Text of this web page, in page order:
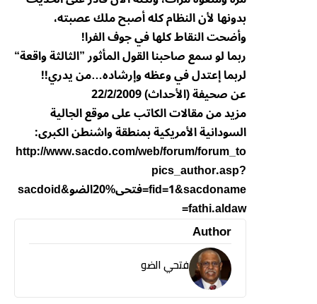
بدونها لأن النظام كله أصبح ملك عصبته،
وأضحت النقاط كلها في جوف الفرا!
ربما لو سمع صاحبنا القول المأثور ”الثالثة واقعة“
لربما إعتدل في وعظه وإرشاده…من يدري!!
عن صحيفة (الأحداث) 22/2/2009
مزيد من مقالات الكاتب على موقع الجالية
السودانية الأمريكية بمنطقة واشنطن الكبرى:
http://www.sacdo.com/web/forum/forum_to
pics_author.asp?
fid=1&sacdoname=فتحى%20الضو&sacdoid
=fathi.aldaw
Author
فتحي الضو